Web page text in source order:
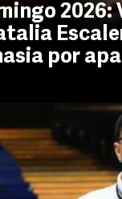
2026:
por